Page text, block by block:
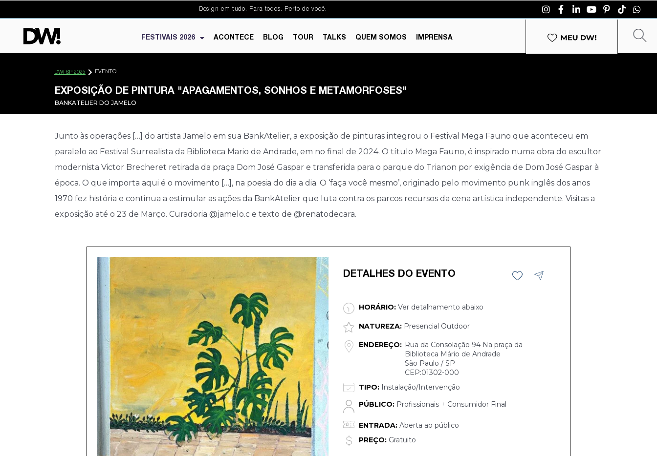
Design em tudo. Para todos. Perto de você.
FESTIVAIS 2026 ACONTECE BLOG TOUR TALKS QUEM SOMOS IMPRENSA
DW! SP 2025 EVENTO
EXPOSIÇÃO DE PINTURA "APAGAMENTOS, SONHOS E METAMORFOSES"
BANKATELIER DO JAMELO
Junto às operações […] do artista Jamelo em sua BankAtelier, a exposição de pinturas integrou o Festival Mega Fauno que aconteceu em
paralelo ao Festival Surrealista da Biblioteca Mario de Andrade, em no final de 2024. O título Mega Fauno, é inspirado numa obra do escultor
modernista Victor Brecheret retirada da praça Dom José Gaspar e transferida para o parque do Trianon por exigência de Dom José Gaspar à
época. O que importa aqui é o movimento […], na poesia do dia a dia. O ‘faça você mesmo’, originado pelo movimento punk inglês dos anos
1970 fez história e continua a estimular as ações da BankAtelier que luta contra os parcos recursos da cena artística independente. Visitas a
exposição até o 23 de Março. Curadoria @jamelo.c e texto de @renatodecara.
DETALHES DO EVENTO
HORÁRIO: Ver detalhamento abaixo
NATUREZA: Presencial Outdoor
ENDEREÇO: Rua da Consolação 94 Na praça da
Biblioteca Mário de Andrade
São Paulo / SP
CEP:01302-000
TIPO: Instalação/Intervenção
PÚBLICO: Profissionais + Consumidor Final
ENTRADA: Aberta ao público
PREÇO: Gratuito